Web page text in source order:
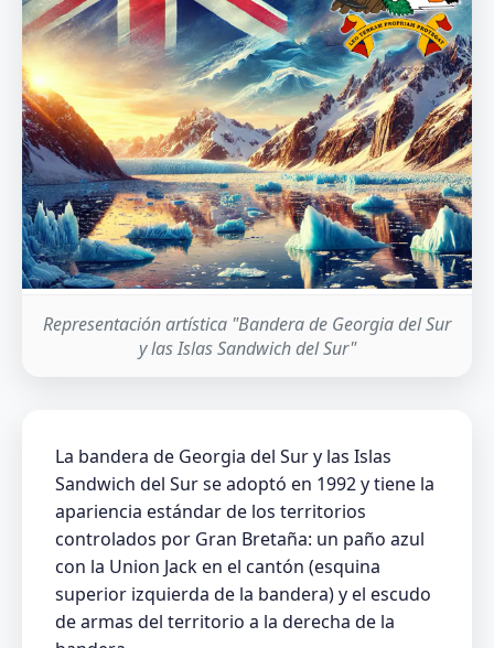
Representación artística "Bandera de Georgia del Sur
y las Islas Sandwich del Sur"
La bandera de Georgia del Sur y las Islas
Sandwich del Sur se adoptó en 1992 y tiene la
apariencia estándar de los territorios
controlados por Gran Bretaña: un paño azul
con la Union Jack en el cantón (esquina
superior izquierda de la bandera) y el escudo
de armas del territorio a la derecha de la